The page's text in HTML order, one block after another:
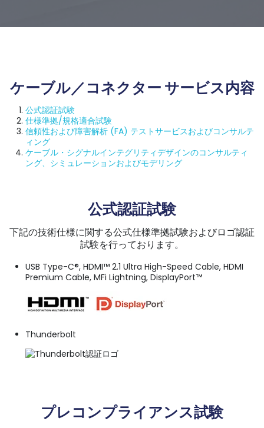
ケーブル／コネクター サービス内容
公式認証試験
仕様準拠/規格適合試験
信頼性および障害解析 (FA) テストサービスおよびコンサルテ
ィング
ケーブル・シグナルインテグリティデザインのコンサルティ
ング、シミュレーションおよびモデリング
公式認証試験
下記の技術仕様に関する公式仕様準拠試験およびロゴ認証
試験を行っております。
USB Type-C®, HDMI™ 2.1 Ultra High-Speed Cable, HDMI
Premium Cable, MFi Lightning, DisplayPort™
Thunderbolt
プレコンプライアンス試験